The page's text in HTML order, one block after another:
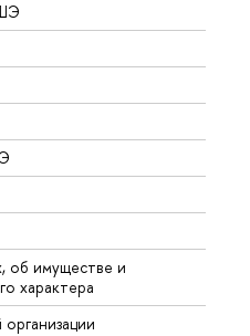
об имуществе и
характера